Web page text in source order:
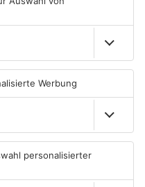
davon aus, dass er mit
in Verbindung
Tat handelte.
kurzzeitig mit auf die
der
Haftgründen wieder
jetzt wegen Verdachts
Diebstahls verantworten.
dass weitere Täter
Zeugen. Wer im
entsprechende
sich bei der
(06181 100-123). Die